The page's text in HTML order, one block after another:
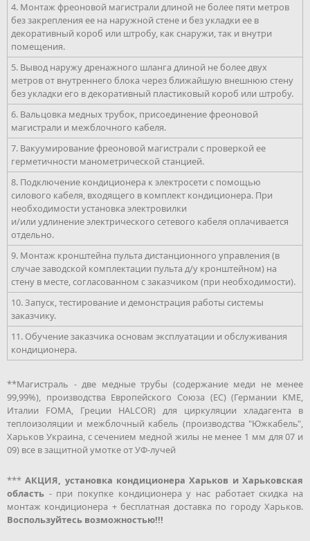
4. Монтаж фреоновой магистрали длиной не более пяти метров
без закрепления ее на наружной стене и без укладки ее в
декоративный короб или штробу, как снаружи, так и внутри
помещения.
5. Вывод наружу дренажного шланга длиной не более двух
метров от внутреннего блока через ближайшую внешнюю стену
без укладки его в декоративный пластиковый короб или штробу.
6. Вальцовка медных трубок, присоединение фреоновой
магистрали и межблочного кабеля.
7. Вакуумирование фреоновой магистрали с проверкой ее
герметичности манометрической станцией.
8. Подключение кондиционера к электросети с помощью
силового кабеля, входящего в комплект кондиционера. При
необходимости установка электровилки
и/или удлинение электрического сетевого кабеля оплачивается
отдельно.
9. Монтаж кронштейна пульта дистанционного управления (в
случае заводской комплектации пульта д/у кронштейном) на
стену в месте, согласованном с заказчиком (при необходимости).
10. Запуск, тестирование и демонстрация работы системы
заказчику.
11. Обучение заказчика основам эксплуатации и обслуживания
кондиционера.
**Магистраль - две медные трубы (содержание меди не менее
99,99%), производства Европейского Союза (ЕС) (Германии KME,
Италии FOMA, Греции HALCOR) для циркуляции хладагента в
теплоизоляции и межблочный кабель (производства "Южкабель",
Харьков Украина, с сечением медной жилы не менее 1 мм для 07 и
09) все в защитной умотке от УФ-лучей
***АКЦИЯ, установка кондиционера Харьков и Харьковская
область - при покупке кондиционера у нас работает скидка на
монтаж кондиционера + бесплатная доставка по городу Харьков.
Воспользуйтесь возможностью!!!